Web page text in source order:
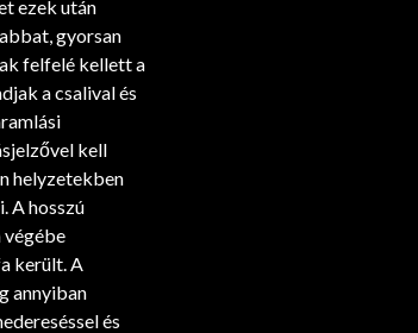
ezek után
gyorsan
felfelé kellett a
a csalival és
kell
helyzetekben
A hosszú
végébe
került. A
annyiban
és